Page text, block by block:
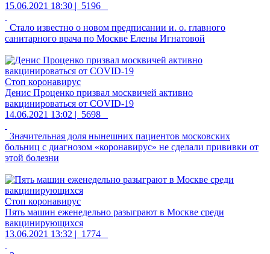
15.06.2021 18:30 | 5196
Стало известно о новом предписании и. о. главного
санитарного врача по Москве Елены Игнатовой
Стоп коронавирус
Денис Проценко призвал москвичей активно
вакцинироваться от COVID-19
14.06.2021 13:02 | 5698
Значительная доля нынешних пациентов московских
больниц с диагнозом «коронавирус» не сделали прививки от
этой болезни
Стоп коронавирус
Пять машин еженедельно разыграют в Москве среди
вакцинирующихся
13.06.2021 13:32 | 1774